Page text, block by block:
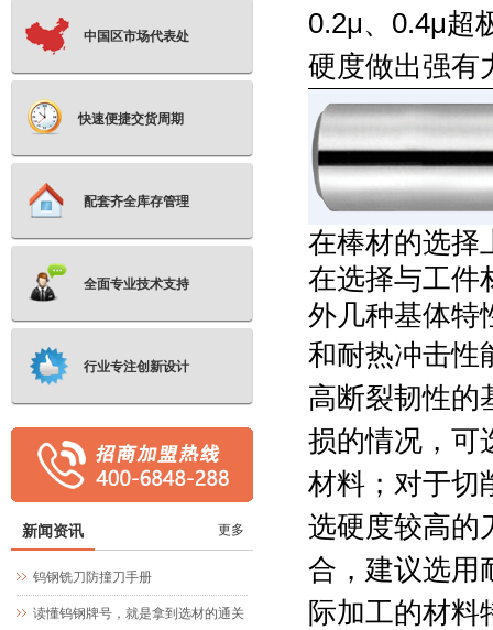
0.2μ、 0.4μ超
硬度做出强有
在棒材的选择
在选择与工件
外几种基体
和耐热冲击性
高断裂韧性的
损的情况，可
材料；对于切
选硬度较高的
合，建议选用
际加工的材料
中国区市场代表处
快速便捷交货周期
配套齐全库存管理
全面专业技术支持
行业专注创新设计
新闻资讯 更多
钨钢铣刀防撞刀手册
读懂钨钢牌号，就是拿到选材的通关